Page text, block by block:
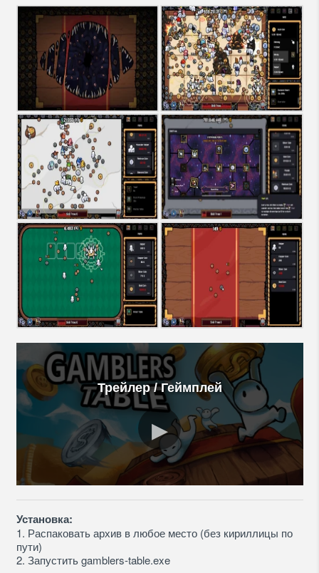
Трейлер / Геймплей
Установка:
1. Распаковать архив в любое место (без кириллицы по
пути)
2. Запустить gamblers-table.exe